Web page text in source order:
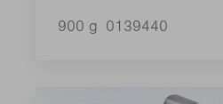
900 g 0139440